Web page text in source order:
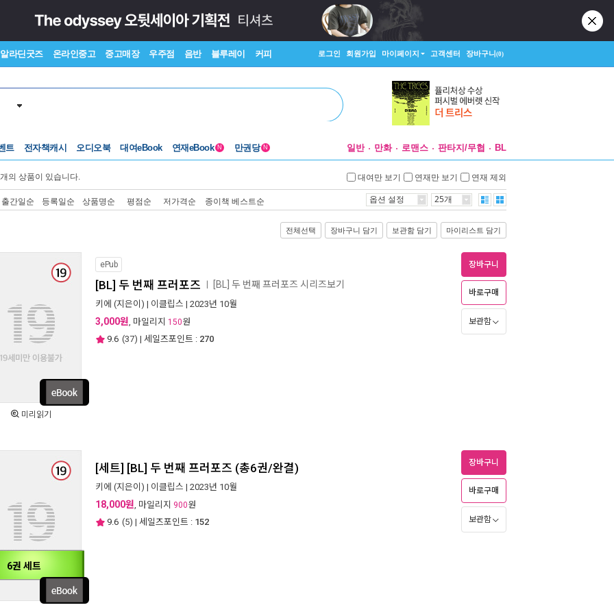
알라딘굿즈 온라인중고 중고매장 우주점 음반 블루레이 커피 로그인 회원가입 마이페이지 고객센터 장바구니(0)
트 전자책캐시 오디오북 대여eBook 연재eBook N 만권당 N 일반 만화 로맨스 판타지/무협 BL
개의 상품이 있습니다. 대여만 보기 연재만 보기 연재 제외
출간일순 등록일순 상품명순 평점순 저가격순 종이책 베스트순 옵션 설정 25개
전체선택 장바구니 담기 보관함 담기 마이리스트 담기
미리읽기
ePub
[BL] 두 번째 프러포즈 [BL] 두 번째 프러포즈 시리즈보기
키에 (지은이) | 이클립스 | 2023년 10월
3,000원, 마일리지 150원
9.6 (37) | 세일즈포인트 : 270
장바구니
바로구매
보관함
6권 세트
[세트] [BL] 두 번째 프러포즈 (총6권/완결)
키에 (지은이) | 이클립스 | 2023년 10월
18,000원, 마일리지 900원
9.6 (5) | 세일즈포인트 : 152
장바구니
바로구매
보관함